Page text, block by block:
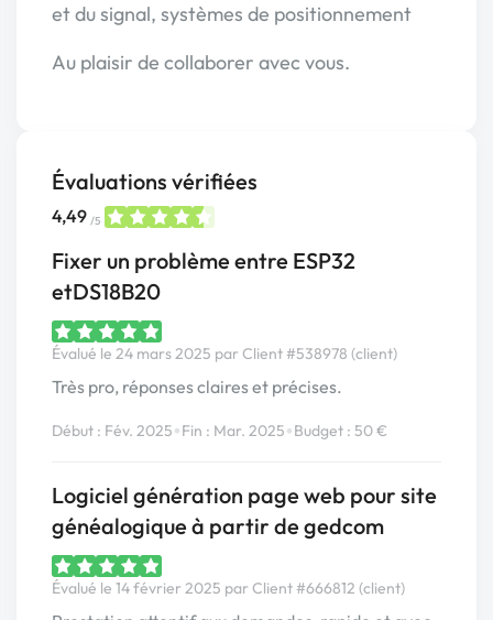
et du signal, systèmes de positionnement
Au plaisir de collaborer avec vous.
Évaluations vérifiées
4,49 /5
Fixer un problème entre ESP32
etDS18B20
Évalué le 24 mars 2025 par Client #538978 (client)
Très pro, réponses claires et précises.
Début : Fév. 2025•Fin : Mar. 2025•Budget : 50 €
Logiciel génération page web pour site
généalogique à partir de gedcom
Évalué le 14 février 2025 par Client #666812 (client)